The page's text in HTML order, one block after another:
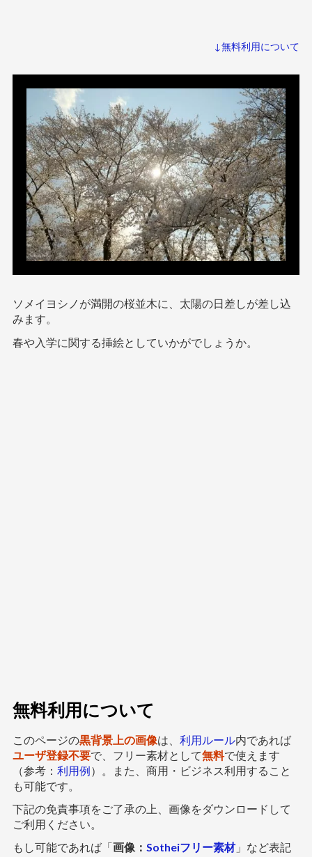
↓無料利用について
ソメイヨシノが満開の桜並木に、太陽の日差しが差し込
みます。
春や入学に関する挿絵としていかがでしょうか。
無料利用について
このページの黒背景上の画像は、 利用ルール内であれば
ユーザ登録不要で、フリー素材として無料で使えます
（参考： 利用例）。また、商用・ビジネス利用すること
も可能です。
下記の免責事項をご了承の上、画像をダウンロードして
ご利用ください。
もし可能であれば「画像： Sotheiフリー素材」など表記